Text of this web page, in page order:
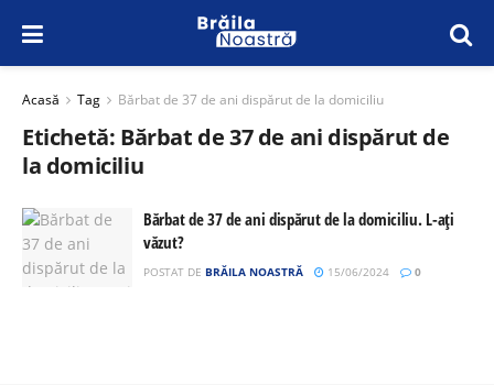
Acasă Tag Bărbat de 37 de ani dispărut de la domiciliu
Etichetă: Bărbat de 37 de ani dispărut de
la domiciliu
Bărbat de 37 de ani dispărut de la domiciliu. L-ați
văzut?
POSTAT DE BRĂILA NOASTRĂ 15/06/2024 0